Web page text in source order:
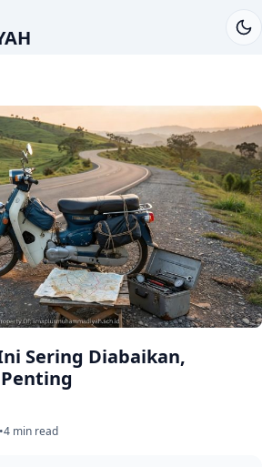
Sering Diabaikan,
•4 min read